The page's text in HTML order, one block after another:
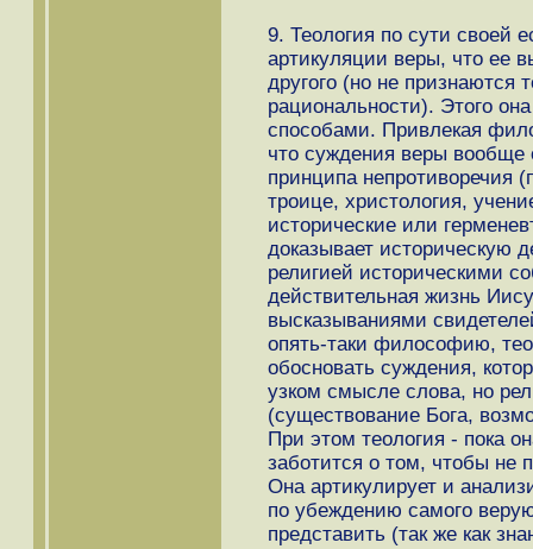
9. Теология по сути своей
артикуляции веры, что ее
другого (но не признаются
рациональности). Этого
способами. Привлекая
что суждения веры
принципа непротиворечия
троице, христология,
исторические или
доказывает историческую
религией историческими
действительная жизнь
высказываниями
опять-таки философию,
обосновать суждения,
узком смысле слова, но
(существование Бога,
При этом теология - пока
заботится о том, чтобы не
Она артикулирует и
по убеждению самого
представить (так же как